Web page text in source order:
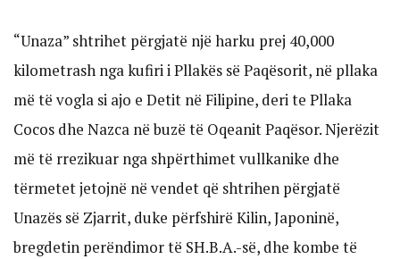
“Unaza” shtrihet përgjatë një harku prej 40,000
kilometrash nga kufiri i Pllakës së Paqësorit, në pllaka
më të vogla si ajo e Detit në Filipine, deri te Pllaka
Cocos dhe Nazca në buzë të Oqeanit Paqësor. Njerëzit
më të rrezikuar nga shpërthimet vullkanike dhe
tërmetet jetojnë në vendet që shtrihen përgjatë
Unazës së Zjarrit, duke përfshirë Kilin, Japoninë,
bregdetin perëndimor të SH.B.A.-së, dhe kombe të